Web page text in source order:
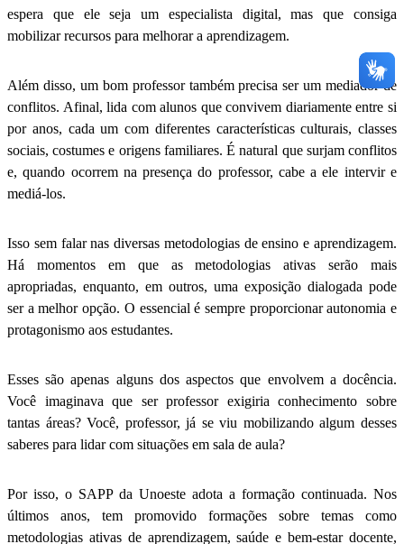
espera que ele seja um especialista digital, mas que consiga
mobilizar recursos para melhorar a aprendizagem.
Além disso, um bom professor também precisa ser um mediador de
conflitos. Afinal, lida com alunos que convivem diariamente entre si
por anos, cada um com diferentes características culturais, classes
sociais, costumes e origens familiares. É natural que surjam conflitos
e, quando ocorrem na presença do professor, cabe a ele intervir e
mediá-los.
Isso sem falar nas diversas metodologias de ensino e aprendizagem.
Há momentos em que as metodologias ativas serão mais
apropriadas, enquanto, em outros, uma exposição dialogada pode
ser a melhor opção. O essencial é sempre proporcionar autonomia e
protagonismo aos estudantes.
Esses são apenas alguns dos aspectos que envolvem a docência.
Você imaginava que ser professor exigiria conhecimento sobre
tantas áreas? Você, professor, já se viu mobilizando algum desses
saberes para lidar com situações em sala de aula?
Por isso, o SAPP da Unoeste adota a formação continuada. Nos
últimos anos, tem promovido formações sobre temas como
metodologias ativas de aprendizagem, saúde e bem-estar docente,